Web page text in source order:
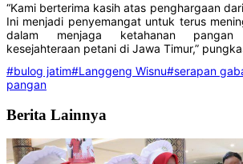
“Kami berterima kasih atas penghargaan
Ini menjadi penyemangat untuk terus
dalam menjaga ketahanan
kesejahteraan petani di Jawa Timur,”
#bulog jatim#Langgeng Wisnu#serapan
pangan
Berita Lainnya